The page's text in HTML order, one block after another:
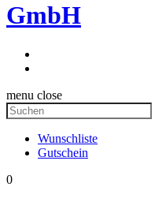
menu close
Wunschliste
Gutschein
0